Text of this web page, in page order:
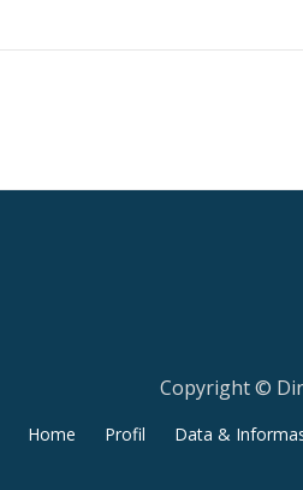
Copyright ©
Home Profil Data &